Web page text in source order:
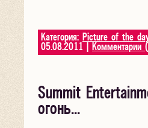
Категория: Picture of the
05.08.2011
Комментарии
Summit
огонь...